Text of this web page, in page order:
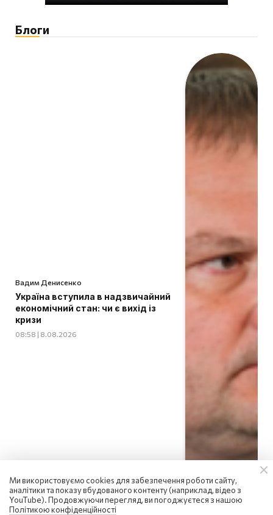
Блоги
Вадим Денисенко
Україна вступила в надзвичайний
економічний стан: чи є вихід із
кризи
08:58 | 8.08.2026
Ми використовуємо cookies для забезпечення роботи сайту,
аналітики та показу вбудованого контенту (наприклад, відео з
YouTube). Продовжуючи перегляд, ви погоджуєтеся з нашою
Політикою конфіденційності